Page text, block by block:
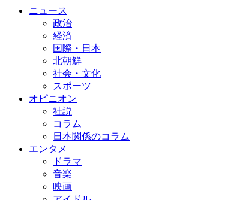
ニュース
政治
経済
国際・日本
北朝鮮
社会・文化
スポーツ
オピニオン
社説
コラム
日本関係のコラム
エンタメ
ドラマ
音楽
映画